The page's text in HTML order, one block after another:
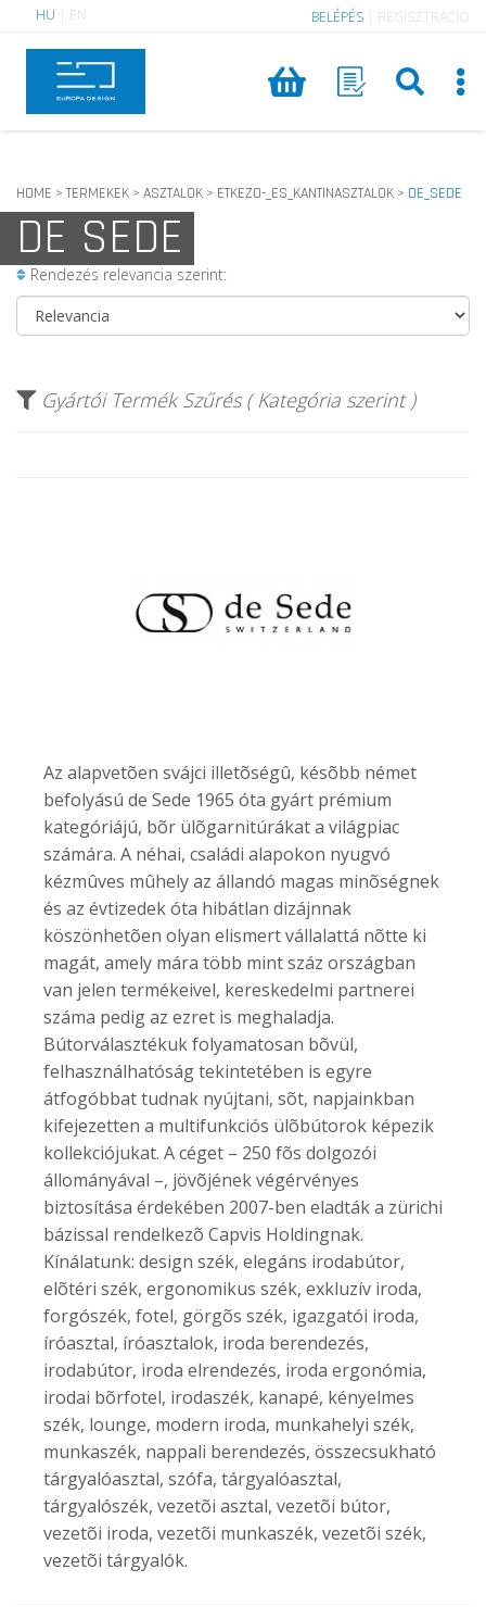
HU EN BELÉPÉS REGISZTRÁCIÓ
HOME > TERMEKEK > ASZTALOK > ETKEZO-_ES_KANTINASZTALOK > DE_SEDE
DE SEDE
Rendezés relevancia szerint:
Gyártói Termék Szűrés ( Kategória szerint )
Az alapvetõen svájci illetõségû, késõbb német
befolyású de Sede 1965 óta gyárt prémium
kategóriájú, bõr ülõgarnitúrákat a világpiac
számára. A néhai, családi alapokon nyugvó
kézmûves mûhely az állandó magas minõségnek
és az évtizedek óta hibátlan dizájnnak
köszönhetõen olyan elismert vállalattá nõtte ki
magát, amely mára több mint száz országban
van jelen termékeivel, kereskedelmi partnerei
száma pedig az ezret is meghaladja.
Bútorválasztékuk folyamatosan bõvül,
felhasználhatóság tekintetében is egyre
átfogóbbat tudnak nyújtani, sõt, napjainkban
kifejezetten a multifunkciós ülõbútorok képezik
kollekciójukat. A céget – 250 fõs dolgozói
állományával –, jövõjének végérvényes
biztosítása érdekében 2007-ben eladták a zürichi
bázissal rendelkezõ Capvis Holdingnak.
Kínálatunk: design szék, elegáns irodabútor,
elõtéri szék, ergonomikus szék, exkluzív iroda,
forgószék, fotel, görgõs szék, igazgatói iroda,
íróasztal, íróasztalok, iroda berendezés,
irodabútor, iroda elrendezés, iroda ergonómia,
irodai bõrfotel, irodaszék, kanapé, kényelmes
szék, lounge, modern iroda, munkahelyi szék,
munkaszék, nappali berendezés, összecsukható
tárgyalóasztal, szófa, tárgyalóasztal,
tárgyalószék, vezetõi asztal, vezetõi bútor,
vezetõi iroda, vezetõi munkaszék, vezetõi szék,
vezetõi tárgyalók.